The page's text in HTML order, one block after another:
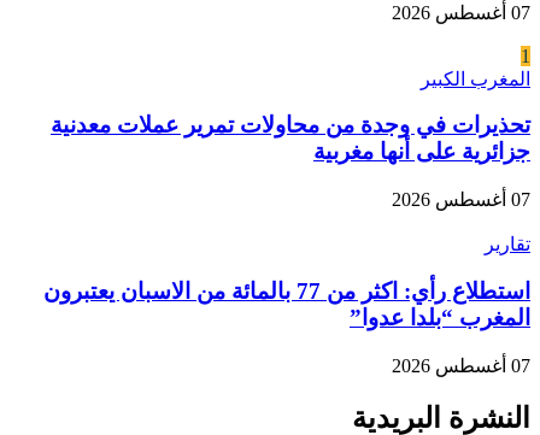
07 أغسطس 2026
1
المغرب الكبير
تحذيرات في وجدة من محاولات تمرير عملات معدنية
جزائرية على أنها مغربية
07 أغسطس 2026
تقارير
استطلاع رأي: اكثر من 77 بالمائة من الاسبان يعتبرون
المغرب “بلدا عدوا”
07 أغسطس 2026
النشرة البريدية